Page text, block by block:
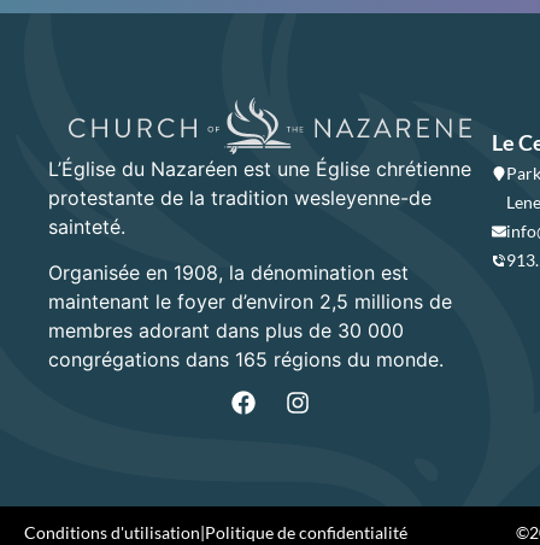
L’Église du Nazaréen est une Église chrétienne
protestante de la tradition wesleyenne-de
sainteté.
Organisée en 1908, la dénomination est
maintenant le foyer d’environ 2,5 millions de
membres adorant dans plus de 30 000
congrégations dans 165 régions du monde.
Le
Conditions d'utilisation|Politique de confidentialité